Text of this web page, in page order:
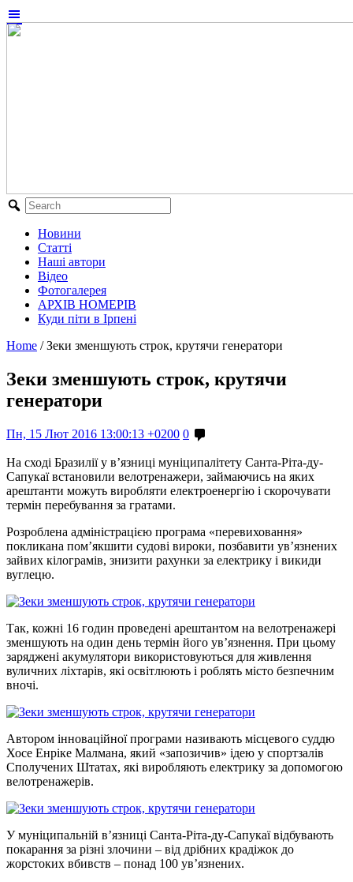
Новини
Статті
Наші автори
Відео
Фотогалерея
АРХІВ НОМЕРІВ
Куди піти в Ірпені
Home / Зеки зменшують строк, крутячи генератори
Зеки зменшують строк, крутячи
генератори
Пн, 15 Лют 2016 13:00:13 +0200 0
На сході Бразилії у в’язниці муніципалітету Санта-Ріта-ду-
Сапукаї встановили велотренажери, займаючись на яких
арештанти можуть виробляти електроенергію і скорочувати
термін перебування за гратами.
Розроблена адміністрацією програма «перевиховання»
покликана пом’якшити судові вироки, позбавити ув’язнених
зайвих кілограмів, знизити рахунки за електрику і викиди
вуглецю.
Так, кожні 16 годин проведені арештантом на велотренажері
зменшують на один день термін його ув’язнення. При цьому
заряджені акумулятори використовуються для живлення
вуличних ліхтарів, які освітлюють і роблять місто безпечним
вночі.
Автором інноваційної програми називають місцевого суддю
Хосе Енріке Малмана, який «запозичив» ідею у спортзалів
Сполучених Штатах, які виробляють електрику за допомогою
велотренажерів.
У муніципальній в’язниці Санта-Ріта-ду-Сапукаї відбувають
покарання за різні злочини – від дрібних крадіжок до
жорстоких вбивств – понад 100 ув’язнених.